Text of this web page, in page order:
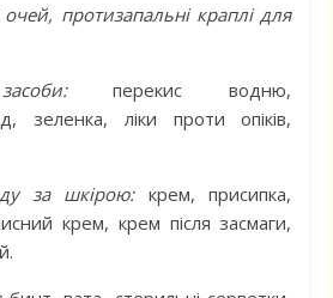
протизапальні краплі для
перекис водню,
зеленка, ліки проти опіків,
за шкірою:крем, присипка,
крем, крем після засмаги,